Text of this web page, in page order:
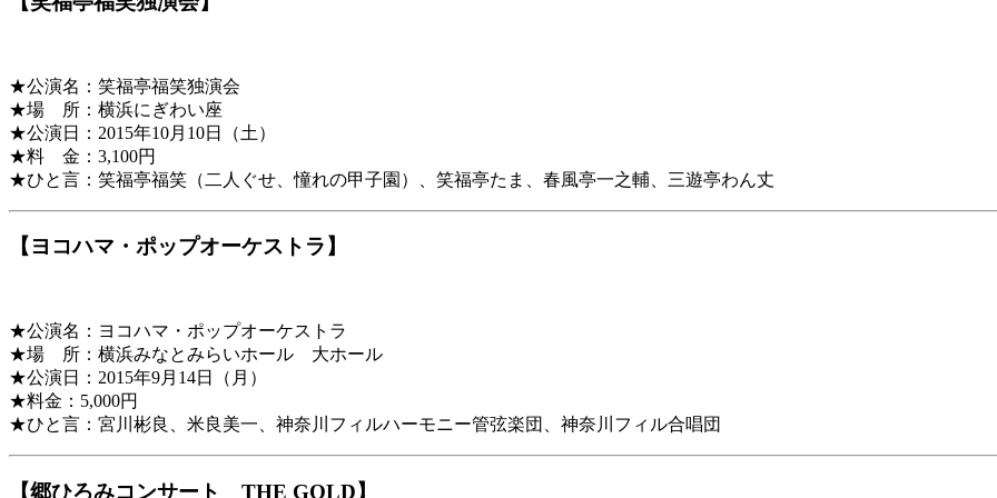
★公演名：笑福亭福笑独演会
★場 所：横浜にぎわい座
★公演日：2015年10月10日（土）
★料 金：3,100円
★ひと言：笑福亭福笑（二人ぐせ、憧れの甲子園）、笑福亭たま、春風亭一之輔、三遊亭わん丈
【ヨコハマ・ポップオーケストラ】
★公演名：ヨコハマ・ポップオーケストラ
★場 所：横浜みなとみらいホール 大ホール
★公演日：2015年9月14日（月）
★料金：5,000円
★ひと言：宮川彬良、米良美一、神奈川フィルハーモニー管弦楽団、神奈川フィル合唱団
【郷ひろみコンサート THE GOLD】